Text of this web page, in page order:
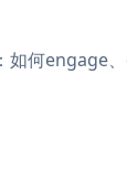
何engage